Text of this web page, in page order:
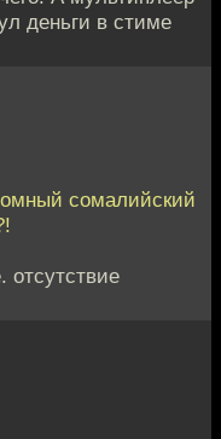
деньги в стиме
сомалийский
отсутствие